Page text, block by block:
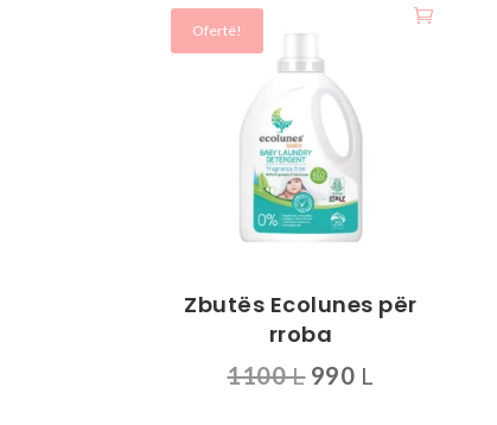
Ofertë!
Zbutës Ecolunes për
rroba
1100L Çmimi
990 L